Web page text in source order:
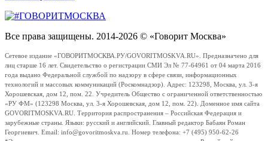
Все права защищены. 2014-2026 © «Говорит Москва»
Сетевое издание «ГОВОРИТМОСКВА.РУ/GOVORITMOSKVA.RU». Предназначено для
лиц старше 16 лет. Свидетельство о регистрации СМИ Эл № 77-64961 от 04 марта 2016
года выдано Федеральной службой по надзору в сфере связи, информационных
технологий и массовых коммуникаций (Роскомнадзор). Адрес: 123298, Москва, ул. 3-я
Хорошевская, дом 12, пом. 22. Учредитель Общество с ограниченной ответственностью
«РУ ФМ» (123298 Москва, ул. 3-я Хорошевская, дом 12, пом. 22). Доменное имя сайта
GOVORITMOSKVA.RU. Территория распространения – Российская Федерация и
зарубежные страны. Языки: русский и английский. Главный редактор Бабаян Роман
Георгиевич. Email: info@govoritmoskva.ru. Номер телефона: +7 (495) 950-62-26